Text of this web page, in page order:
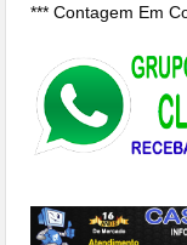
*** Contagem Em